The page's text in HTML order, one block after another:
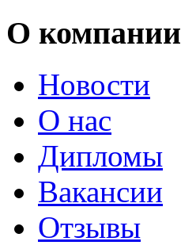
О компании
Новости
О нас
Дипломы
Вакансии
Отзывы